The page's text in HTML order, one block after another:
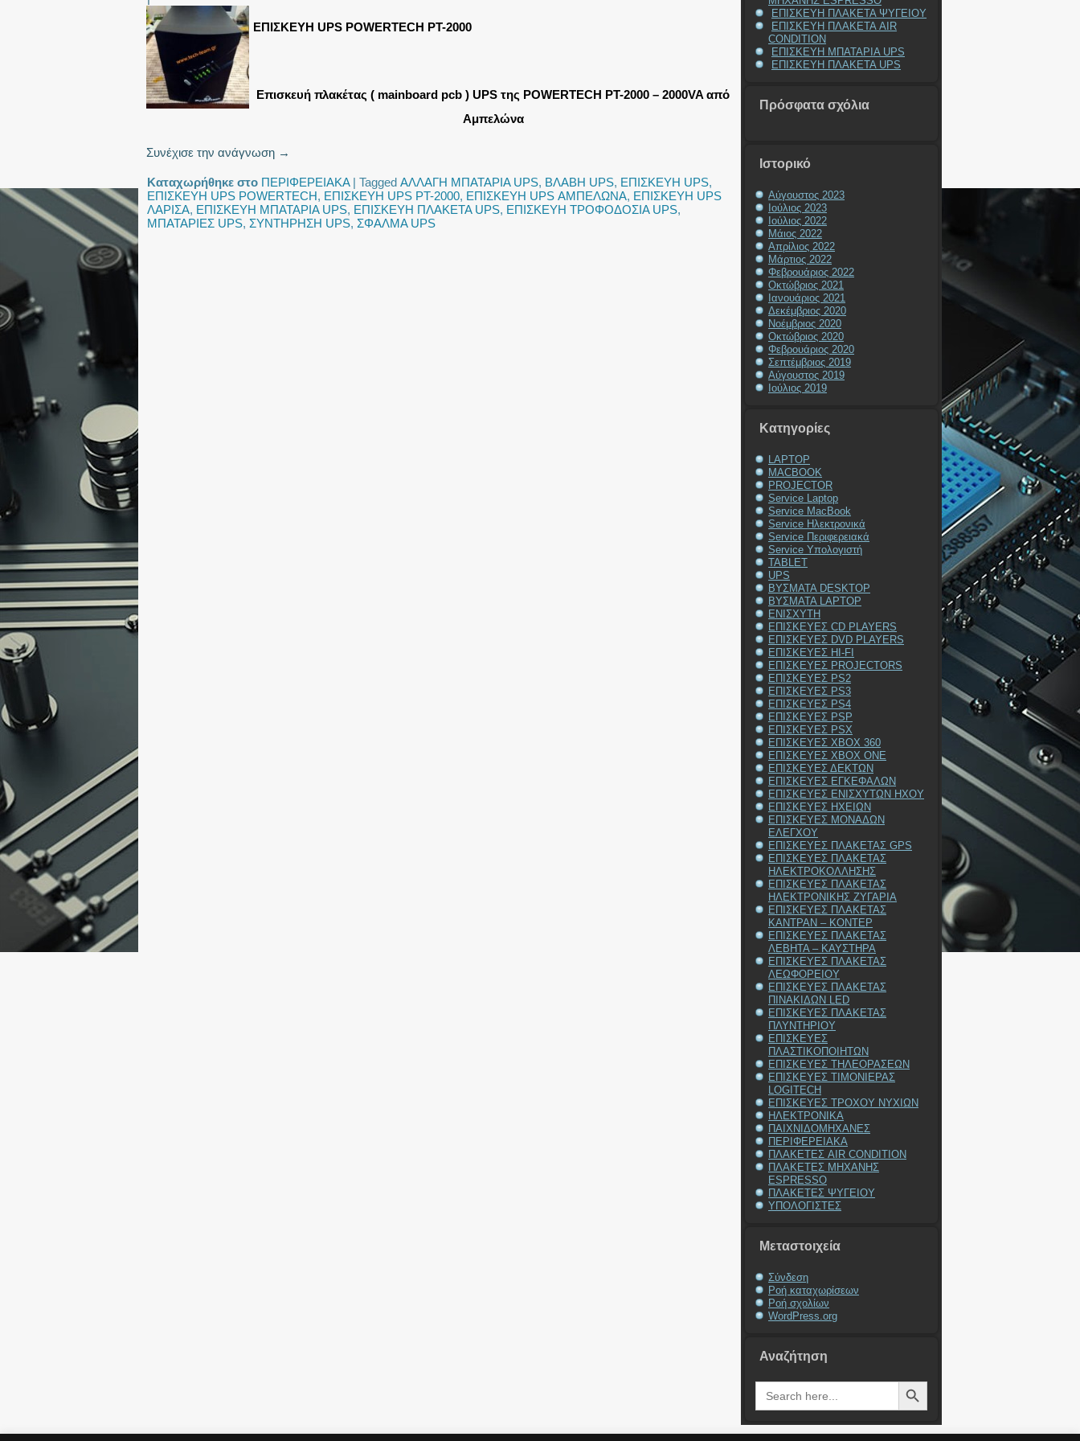
ΕΠΙΣΚΕΥΗ UPS POWERTECH PT-2000
Επισκευή πλακέτας ( mainboard pcb ) UPS της POWERTECH PT-2000 – 2000VA από
Αμπελώνα
Συνέχισε την ανάγνωση →
Καταχωρήθηκε στο ΠΕΡΙΦΕΡΕΙΑΚΑ| Tagged ΑΛΛΑΓΗ ΜΠΑΤΑΡΙΑ UPS, ΒΛΑΒΗ UPS, ΕΠΙΣΚΕΥΗ UPS,
ΕΠΙΣΚΕΥΗ UPS POWERTECH, ΕΠΙΣΚΕΥΗ UPS PT-2000, ΕΠΙΣΚΕΥΗ UPS ΑΜΠΕΛΩΝΑ, ΕΠΙΣΚΕΥΗ UPS
ΛΑΡΙΣΑ, ΕΠΙΣΚΕΥΗ ΜΠΑΤΑΡΙΑ UPS, ΕΠΙΣΚΕΥΗ ΠΛΑΚΕΤΑ UPS, ΕΠΙΣΚΕΥΗ ΤΡΟΦΟΔΟΣΙΑ UPS,
ΜΠΑΤΑΡΙΕΣ UPS, ΣΥΝΤΗΡΗΣΗ UPS, ΣΦΑΛΜΑ UPS
ΕΠΙΣΚΕΥΗ ΠΛΑΚΕΤΑ ΨΥΓΕΙΟΥ
ΕΠΙΣΚΕΥΗ ΠΛΑΚΕΤΑ AIR
CONDITION
ΕΠΙΣΚΕΥΗ ΜΠΑΤΑΡΙΑ UPS
ΕΠΙΣΚΕΥΗ ΠΛΑΚΕΤΑ UPS
Πρόσφατα σχόλια
Ιστορικό
Αύγουστος 2023
Ιούλιος 2023
Ιούλιος 2022
Μάιος 2022
Απρίλιος 2022
Μάρτιος 2022
Φεβρουάριος 2022
Οκτώβριος 2021
Ιανουάριος 2021
Δεκέμβριος 2020
Νοέμβριος 2020
Οκτώβριος 2020
Φεβρουάριος 2020
Σεπτέμβριος 2019
Αύγουστος 2019
Ιούλιος 2019
Kατηγορίες
LAPTOP
MACBOOK
PROJECTOR
Service Laptop
Service MacBook
Service Ηλεκτρονικά
Service Περιφερειακά
Service Υπολογιστή
TABLET
UPS
ΒΥΣΜΑΤΑ DESKTOP
ΒΥΣΜΑΤΑ LAPTOP
ΕΝΙΣΧΥΤΗ
ΕΠΙΣΚΕΥΕΣ CD PLAYERS
ΕΠΙΣΚΕΥΕΣ DVD PLAYERS
ΕΠΙΣΚΕΥΕΣ HI-FI
ΕΠΙΣΚΕΥΕΣ PROJECTORS
ΕΠΙΣΚΕΥΕΣ PS2
ΕΠΙΣΚΕΥΕΣ PS3
ΕΠΙΣΚΕΥΕΣ PS4
ΕΠΙΣΚΕΥΕΣ PSP
ΕΠΙΣΚΕΥΕΣ PSX
ΕΠΙΣΚΕΥΕΣ XBOX 360
ΕΠΙΣΚΕΥΕΣ XBOX ONE
ΕΠΙΣΚΕΥΕΣ ΔΕΚΤΩΝ
ΕΠΙΣΚΕΥΕΣ ΕΓΚΕΦΑΛΩΝ
ΕΠΙΣΚΕΥΕΣ ΕΝΙΣΧΥΤΩΝ ΗΧΟΥ
ΕΠΙΣΚΕΥΕΣ ΗΧΕΙΩΝ
ΕΠΙΣΚΕΥΕΣ ΜΟΝΑΔΩΝ
ΕΛΕΓΧΟΥ
ΕΠΙΣΚΕΥΕΣ ΠΛΑΚΕΤΑΣ GPS
ΕΠΙΣΚΕΥΕΣ ΠΛΑΚΕΤΑΣ
ΗΛΕΚΤΡΟΚΟΛΛΗΣΗΣ
ΕΠΙΣΚΕΥΕΣ ΠΛΑΚΕΤΑΣ
ΗΛΕΚΤΡΟΝΙΚΗΣ ΖΥΓΑΡΙΑ
ΕΠΙΣΚΕΥΕΣ ΠΛΑΚΕΤΑΣ
ΚΑΝΤΡΑΝ – ΚΟΝΤΕΡ
ΕΠΙΣΚΕΥΕΣ ΠΛΑΚΕΤΑΣ
ΛΕΒΗΤΑ – ΚΑΥΣΤΗΡΑ
ΕΠΙΣΚΕΥΕΣ ΠΛΑΚΕΤΑΣ
ΛΕΩΦΟΡΕΙΟΥ
ΕΠΙΣΚΕΥΕΣ ΠΛΑΚΕΤΑΣ
ΠΙΝΑΚΙΔΩΝ LED
ΕΠΙΣΚΕΥΕΣ ΠΛΑΚΕΤΑΣ
ΠΛΥΝΤΗΡΙΟΥ
ΕΠΙΣΚΕΥΕΣ
ΠΛΑΣΤΙΚΟΠΟΙΗΤΩΝ
ΕΠΙΣΚΕΥΕΣ ΤΗΛΕΟΡΑΣΕΩΝ
ΕΠΙΣΚΕΥΕΣ ΤΙΜΟΝΙΕΡΑΣ
LOGITECH
ΕΠΙΣΚΕΥΕΣ ΤΡΟΧΟΥ ΝΥΧΙΩΝ
ΗΛΕΚΤΡΟΝΙΚΑ
ΠΑΙΧΝΙΔΟΜΗΧΑΝΕΣ
ΠΕΡΙΦΕΡΕΙΑΚΑ
ΠΛΑΚΕΤΕΣ AIR CONDITION
ΠΛΑΚΕΤΕΣ ΜΗΧΑΝΗΣ
ESPRESSO
ΠΛΑΚΕΤΕΣ ΨΥΓΕΙΟΥ
ΥΠΟΛΟΓΙΣΤΕΣ
Μεταστοιχεία
Σύνδεση
Ροή καταχωρίσεων
Ροή σχολίων
WordPress.org
Αναζήτηση
Search
for:
Search Button